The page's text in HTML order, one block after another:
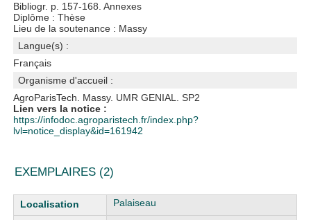
Bibliogr. p. 157-168. Annexes
Diplôme : Thèse
Lieu de la soutenance : Massy
Langue(s) :
Français
Organisme d'accueil :
AgroParisTech. Massy. UMR GENIAL. SP2
Lien vers la notice :
https://infodoc.agroparistech.fr/index.php?
lvl=notice_display&id=161942
EXEMPLAIRES (2)
Liste des exemplaires Palaiseau